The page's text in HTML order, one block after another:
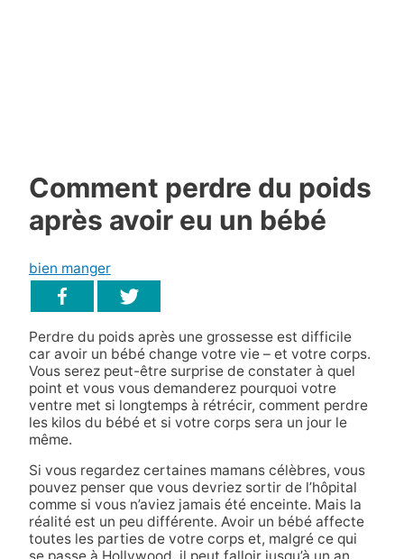
Comment perdre du poids
après avoir eu un bébé
bien manger
Perdre du poids après une grossesse est difficile
car avoir un bébé change votre vie – et votre corps.
Vous serez peut-être surprise de constater à quel
point et vous vous demanderez pourquoi votre
ventre met si longtemps à rétrécir, comment perdre
les kilos du bébé et si votre corps sera un jour le
même.
Si vous regardez certaines mamans célèbres, vous
pouvez penser que vous devriez sortir de l’hôpital
comme si vous n’aviez jamais été enceinte. Mais la
réalité est un peu différente. Avoir un bébé affecte
toutes les parties de votre corps et, malgré ce qui